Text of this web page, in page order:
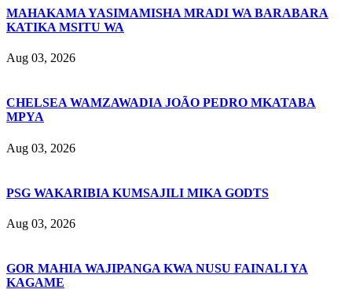
MAHAKAMA YASIMAMISHA MRADI WA BARABARA
KATIKA MSITU WA
Aug 03, 2026
CHELSEA WAMZAWADIA JOÃO PEDRO MKATABA
MPYA
Aug 03, 2026
PSG WAKARIBIA KUMSAJILI MIKA GODTS
Aug 03, 2026
GOR MAHIA WAJIPANGA KWA NUSU FAINALI YA
KAGAME